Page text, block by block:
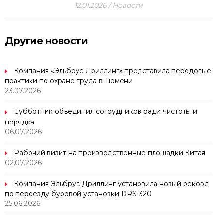
12.01.2026 Новости
Другие новости
Компания «Эльбрус Дриллинг» представила передовые
практики по охране труда в Тюмени
23.07.2026
Субботник объединил сотрудников ради чистоты и
порядка
06.07.2026
Рабочий визит на производственные площадки Китая
02.07.2026
Компания Эльбрус Дриллинг установила новый рекорд
по переезду буровой установки DRS-320
25.06.2026